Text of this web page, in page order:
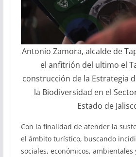
Antonio Zamora, alcalde de
el anfitrión del ultimo el
construcción de la Estrategia
la Biodiversidad en el
Estado de
Con la finalidad de atender la
el ámbito turístico, buscando
sociales, económicos, ambientales